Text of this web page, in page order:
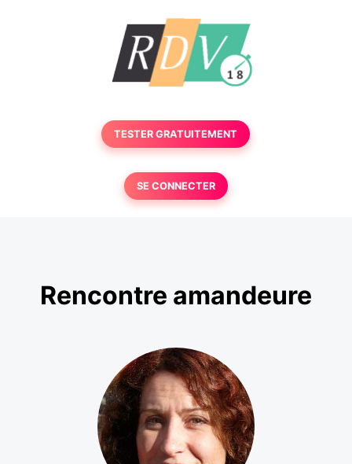
TESTER GRATUITEMENT
SE CONNECTER
Rencontre amandeure